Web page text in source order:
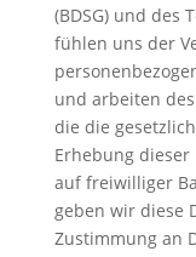
(BDSG) und des
fühlen uns der
und arbeiten
die die
Erhebung
auf freiwilliger
geben wir diese
Zustimmung an